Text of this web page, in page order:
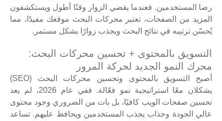
رضا المستخدمين. فعندما يقضي الزوار وقتًا أطول ويستكشفون
المزيد من الصفحات، تعتبر محركات البحث موقعك مفيدًا، مما
يُحسّن ترتيبه في نتائج البحث ويجذب زوارًا بشكل مستمر.
التسويق بالمحتوى + تحسين محركات البحث:
محرك النمو الجديد لحركة المرور
أصبح التسويق بالمحتوى وتحسين محركات البحث (SEO)
يشكلان معًا استراتيجية نمو فعّالة. ففي عام 2026، لم يعد
تحسين صفحات الويب كافيًا، بل بات من الضروري وجود محتوى
عالي الجودة وجذاب يجذب المستخدمين ويحافظ عليهم. تساعد